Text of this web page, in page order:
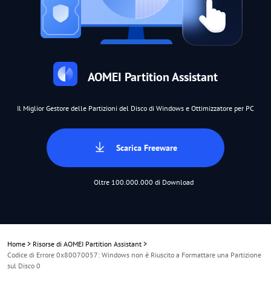
AOMEI Partition Assistant
Il Miglior Gestore delle Partizioni del Disco di Windows e Ottimizzatore per PC
Scarica Freeware
Oltre 100.000.000 di Download
Home > Risorse di AOMEI Partition Assistant >
Codice di Errore 0x80070057: Windows non è Riuscito a Formattare una Partizione
sul Disco 0